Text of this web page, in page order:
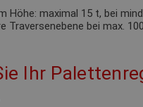
Höhe: maximal 15 t, bei
Traversenebene bei max.
Ihr